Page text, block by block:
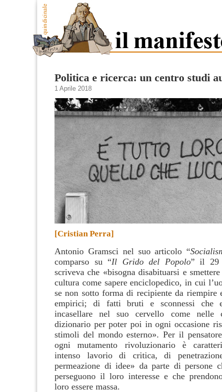
Politica e ricerca: un centro studi
1 Aprile 2018
[Cristian Perra]
Antonio Gramsci nel suo articolo “
comparso su “Il Grido del Popolo” il 29
scriveva che «bisogna disabituarsi e
cultura come sapere enciclopedico, in cui
se non sotto forma di recipiente da riempire
empirici; di fatti bruti e sconnessi che
incasellare nel suo cervello come nelle
dizionario per poter poi in ogni occasione
stimoli del mondo esterno». Per il
ogni mutamento rivoluzionario è
intenso lavorio di critica, di
permeazione di idee» da parte di persone
perseguono il loro interesse e che
loro essere massa.